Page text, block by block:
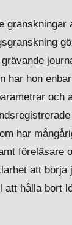
har hon
och
har
föreläsare
att börja
hålla bort